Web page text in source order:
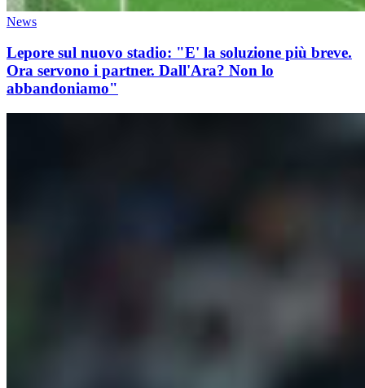
News
Lepore sul nuovo stadio: "E' la soluzione più breve.
Ora servono i partner. Dall'Ara? Non lo
abbandoniamo"